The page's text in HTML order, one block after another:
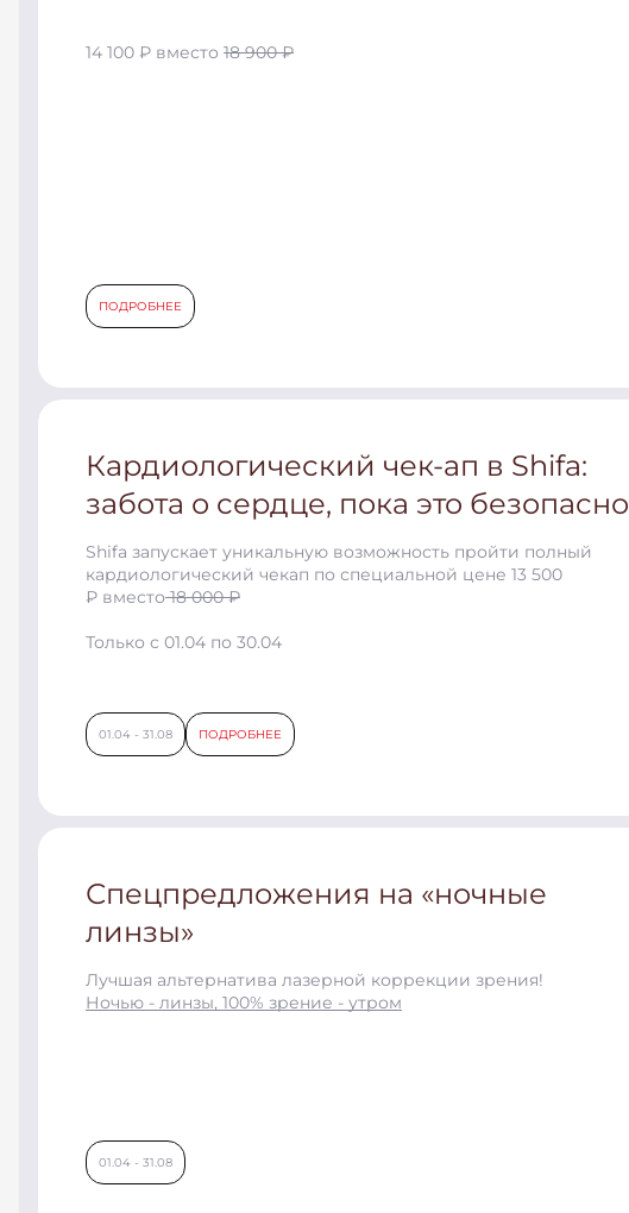
14 100 ₽ вместо 18 900 ₽
ПОДРОБНЕЕ
Кардиологический чек-ап в Shifa:
забота о сердце, пока это безопасно
Shifa запускает уникальную возможность пройти полный
кардиологический чекап по специальной цене 13 500
₽ вместо18 000 ₽
Только с 01.04 по 30.04
01.04 - 31.08 ПОДРОБНЕЕ
Спецпредложения на «ночные
линзы»
Лучшая альтернатива лазерной коррекции зрения!
Ночью - линзы, 100% зрение - утром
01.04 - 31.08